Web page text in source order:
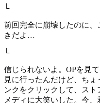
└
前回完全に崩壊したのに
きだよ…
└
信じられないよ。OPを見
見に行ったんだけど、ち
ンクをクリックして、ス
メディに大笑いした。今